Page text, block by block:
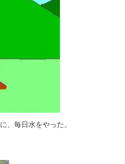
、毎日水をやった。